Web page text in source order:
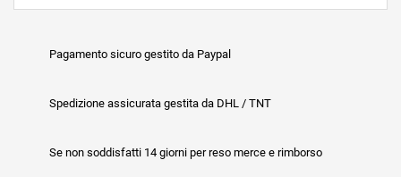
Pagamento sicuro gestito da Paypal
Spedizione assicurata gestita da DHL / TNT
Se non soddisfatti 14 giorni per reso merce e rimborso